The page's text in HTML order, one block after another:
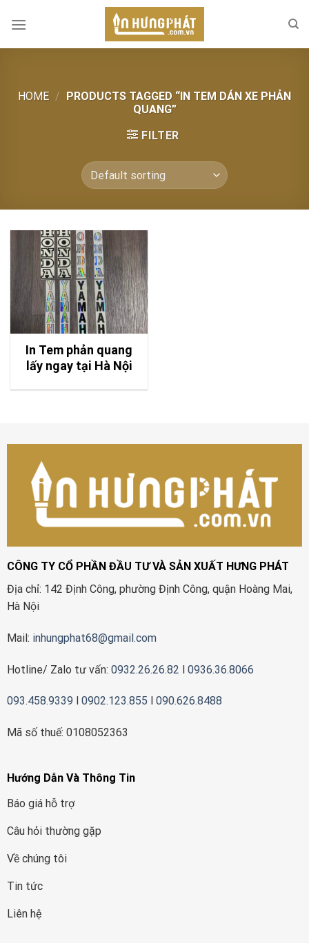
HOME / PRODUCTS TAGGED “IN TEM DÁN XE PHẢN
QUANG”
FILTER
In Tem phản quang
lấy ngay tại Hà Nội
CÔNG TY CỔ PHẦN ĐẦU TƯ VÀ SẢN XUẤT HƯNG PHÁT
Địa chỉ: 142 Định Công, phường Định Công, quận Hoàng Mai,
Hà Nội
Mail: inhungphat68@gmail.com
Hotline/ Zalo tư vấn: 0932.26.26.82 l 0936.36.8066
093.458.9339 0902.123.855 090.626.8488
Mã số thuế: 0108052363
Hướng Dẫn Và Thông Tin
Báo giá hỗ trợ
Câu hỏi thường gặp
Về chúng tôi
Tin tức
Liên hệ